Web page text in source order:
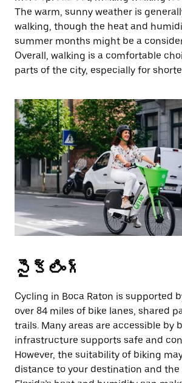
The warm, sunny weather is
walking, though the heat and
summer months might be a
Overall, walking is a comfortable
parts of the city, especially for
సైక్లింగ్
Cycling in Boca Raton is supported
over 84 miles of bike lanes, shared
trails. Many areas are accessible by
infrastructure supports safe and
However, the suitability of biking
distance to your destination and the